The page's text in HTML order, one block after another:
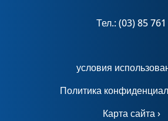
Тел.: (03) 85 761
условия
Политика
Карта сайта ›